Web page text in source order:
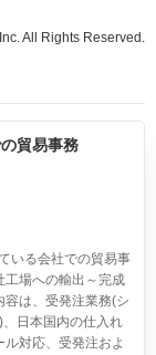
All Rights Reserved.
貿易事務
いる会社での貿易事
工場への輸出～完成
は、受発注業務(シ
日本国内の仕入れ
対応、受発注およ